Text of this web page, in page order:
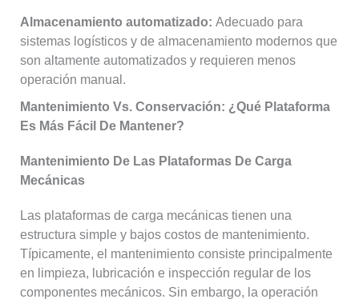
Almacenamiento automatizado: Adecuado para
sistemas logísticos y de almacenamiento modernos que
son altamente automatizados y requieren menos
operación manual.
Mantenimiento Vs. Conservación: ¿qué Plataforma
Es Más Fácil De Mantener?
Mantenimiento De Las Plataformas De Carga
Mecánicas
Las plataformas de carga mecánicas tienen una
estructura simple y bajos costos de mantenimiento.
Típicamente, el mantenimiento consiste principalmente
en limpieza, lubricación e inspección regular de los
componentes mecánicos. Sin embargo, la operación